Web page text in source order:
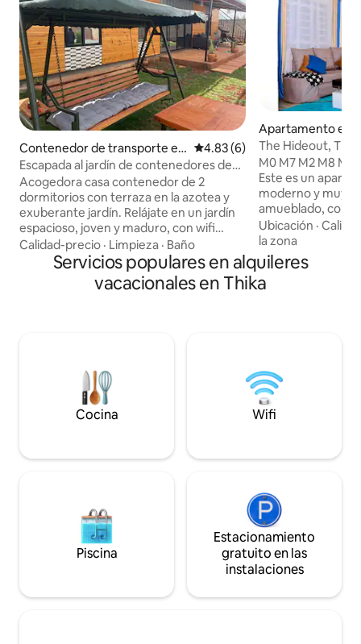
Contenedor de transporte en
Thika
Calificación promedio: 4.83
4.83 (6)
Escapada al jardín de contenedores de
Shwari
Acogedora casa contenedor de 2
dormitorios con terraza en la azotea y
exuberante jardín. Relájate en un jardín
espacioso, joven y maduro, con wifi
rápido, cocina completa, ducha con agua
caliente y aparcamiento gratuito.
Cosecha hierbas frescas del jardín,
disfruta de las puestas de sol en la
la comodidad, la calma y la naturaleza en
una estancia única! ¡Comparte la
diversión alojando a un pequeño grupo
Calidad-precio · Limpieza · Baño
Apartamento en
The Hideout,
M0 M7 M2 M8 M0
Este es un
moderno y muy
amueblado, con
24/7 y una
superrápido,
totalmente
y tiene una
colores con
escapada
acogedora. Ideal
trabajar o de
Ubicación ·
la zona
Servicios populares en alquileres
vacacionales en Thika
Cocina Wifi
Piscina
Estacionamiento
gratuito en las
instalaciones